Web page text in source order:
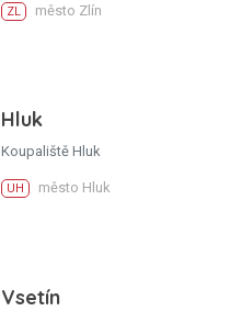
ZL město Zlín
Hluk
Koupaliště Hluk
UH město Hluk
Vsetín